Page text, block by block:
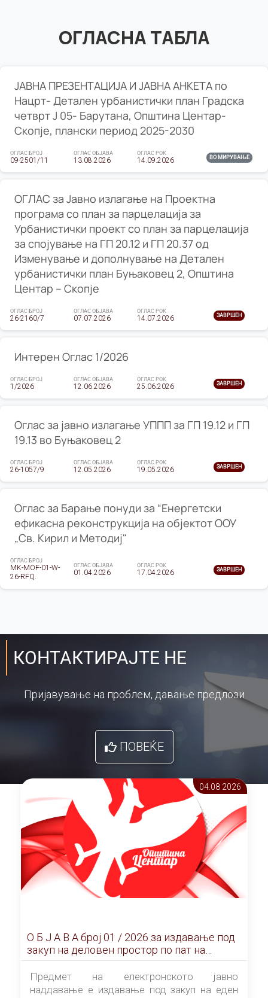
ОГЛАСНА ТАБЛА
ЈАВНА ПРЕЗЕНТАЦИЈА И ЈАВНА АНКЕТА по
Нацрт- Детален урбанистички план Градска
четврт Ј 05- Барутана, Општина Центар-
Скопје, плански период 2025-2030
ОГЛАС БРОЈ
09-2501/11
ОГЛАС ОБЈАВА
13.08.2026
ОГЛАС РОК
14.09.2026 ВО МИРУВАЊЕ
ОГЛАС за Јавно излагање на Проектна
програма со план за парцелација за
Урбанистички проект со план за парцелација
за спојување на ГП 20.12 и ГП 20.37 од
Изменување и дополнување на Детален
урбанистички план Буњаковец 2, Општина
Центар – Скопје
ОГЛАС БРОЈ
26-2160/7
ОГЛАС ОБЈАВА
07.07.2026
ОГЛАС РОК
14.07.2026 ЗАВРШЕН
Интерен Оглас 1/2026
ОГЛАС БРОЈ
1/2026
ОГЛАС ОБЈАВА
12.06.2026
ОГЛАС РОК
25.06.2026 ЗАВРШЕН
Оглас за јавно излагање УППП за ГП 19.12 и ГП
19.13 во Буњаковец 2
ОГЛАС БРОЈ
26-1057/9
ОГЛАС ОБЈАВА
12.05.2026
ОГЛАС РОК
19.05.2026 ЗАВРШЕН
Оглас за Барање понуди за “Енергетски
ефикасна реконструкција на објектот ООУ
„Св. Кирил и Методиј"
ОГЛАС БРОЈ
MK-MOF-01-W-
26-RFQ.
ОГЛАС ОБЈАВА
01.04.2026
ОГЛАС РОК
17.04.2026 ЗАВРШЕН
КОНТАКТИРАЈТЕ НЕ
Пријавување на проблем, давање предлози
ПОВЕЌЕ
04.08 2026
О Б Ј А В А брoj 01 / 2026 за издавање под
закуп на деловен простор по пат на
ЕЛЕКТРОНСКО ЈАВНО НАДДАВАЊЕ
Предмет на електронското јавно
наддавање е издавање под закуп на еден